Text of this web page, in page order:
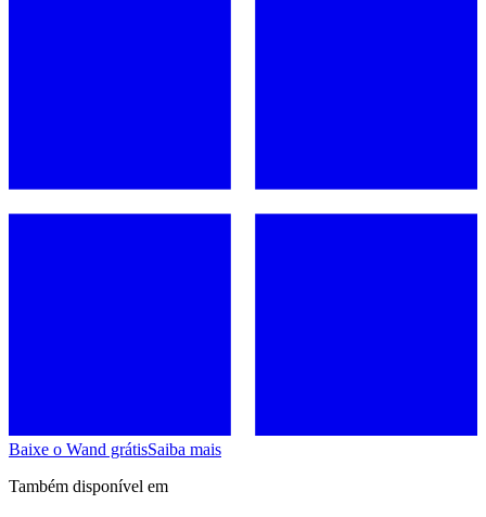
Baixe o Wand grátisSaiba mais
Também disponível em